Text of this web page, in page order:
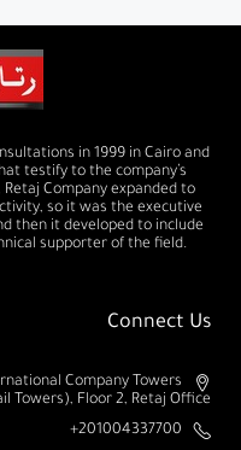
in 1999 in Cairo and
testify to the company’s
Company expanded to
so it was the executive
then it developed to include
supporter of the field.
Connect Us
Company Towers
Towers), Floor 2, Retaj Office
201004337700+